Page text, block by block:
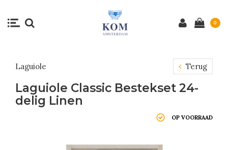
0
Laguiole Terug
Laguiole Classic Bestekset 24-
delig Linen
OP VOORRAAD